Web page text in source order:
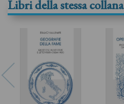
Libri della stessa collana